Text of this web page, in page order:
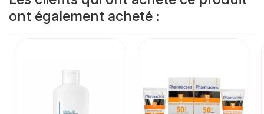
ont également acheté :